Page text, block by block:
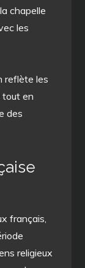
chapelle
les
reflète les
tout en
des
français,
religieux